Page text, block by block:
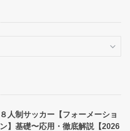
８人制サッカー【フォーメーショ
ン】基礎〜応用・徹底解説【2026